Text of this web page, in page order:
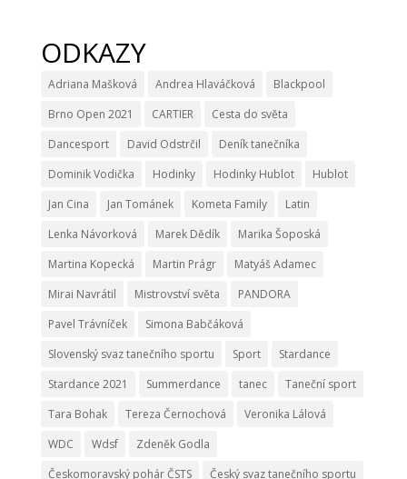
ODKAZY
Adriana Mašková Andrea Hlaváčková
Blackpool
Brno Open 2021
CARTIER
Cesta do světa
Dancesport
David Odstrčil
Deník tanečníka
Dominik Vodička
Hodinky Hodinky Hublot
Hublot
Jan Cina
Jan Tománek Kometa Family
Latin
Lenka Návorková
Marek Dědík
Marika Šoposká
Martina Kopecká
Martin Prágr
Matyáš Adamec
Mirai Navrátil
Mistrovství světa
PANDORA
Pavel Trávníček
Simona Babčáková
Slovenský svaz tanečního sportu
Sport
Stardance
Stardance 2021
Summerdance tanec
Taneční sport
Tara Bohak
Tereza Černochová
Veronika Lálová
WDC
Wdsf
Zdeněk Godla
Českomoravský pohár ČSTS
Český svaz tanečního sportu